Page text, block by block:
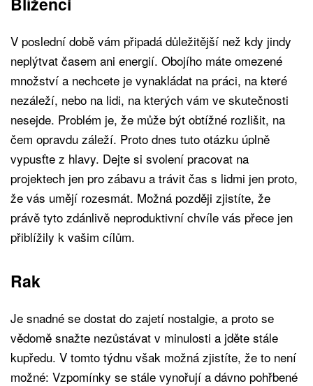
V poslední době vám připadá důležitější než kdy jindy
neplýtvat časem ani energií. Obojího máte omezené
množství a nechcete je vynakládat na práci, na které
nezáleží, nebo na lidi, na kterých vám ve skutečnosti
nesejde. Problém je, že může být obtížné rozlišit, na
čem opravdu záleží. Proto dnes tuto otázku úplně
vypusťte z hlavy. Dejte si svolení pracovat na
projektech jen pro zábavu a trávit čas s lidmi jen proto,
že vás umějí rozesmát. Možná později zjistíte, že
právě tyto zdánlivě neproduktivní chvíle vás přece jen
přiblížily k vašim cílům.
Rak
Je snadné se dostat do zajetí nostalgie, a proto se
vědomě snažte nezůstávat v minulosti a jděte stále
kupředu. V tomto týdnu však možná zjistíte, že to není
možné: Vzpomínky se stále vynořují a dávno pohřbené